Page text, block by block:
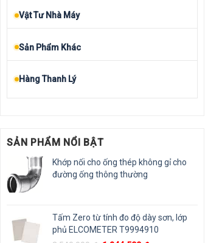
Vật Tư Nhà Máy
Sản Phẩm Khác
Hàng Thanh Lý
SẢN PHẨM NỔI BẬT
Khớp nối cho ống thép không gỉ cho
đường ống thông thường
Tấm Zero từ tính đo độ dày sơn, lớp
phủ ELCOMETER T9994910